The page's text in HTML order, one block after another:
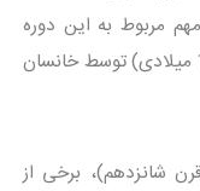
مربوط به این دوره
است. شهر یزد در دوره سلسله قاجار (قرن 18 میلادی) توسط خانسان
شانزدهم)، برخی از